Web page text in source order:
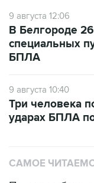
9 августа 12:06
В Белгороде
специальных
БПЛА
9 августа 10:40
Три человека
ударах БПЛА
САМОЕ